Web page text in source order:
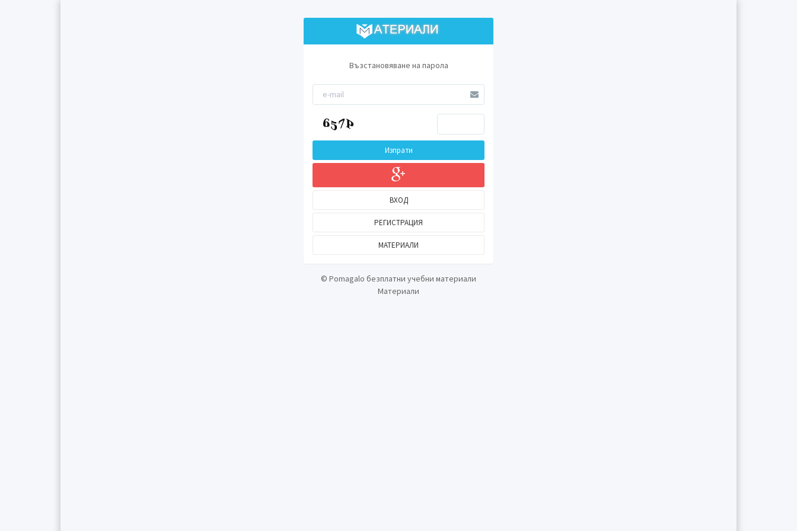
Възстановяване на парола
Изпрати
ВХОД
РЕГИСТРАЦИЯ
МАТЕРИАЛИ
© Pomagalo безплатни учебни материали
Материали